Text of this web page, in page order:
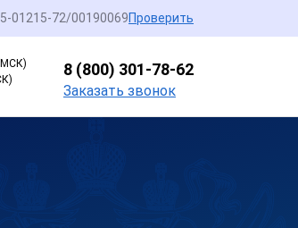
01215-72/00190069Проверить
8 (800) 301-78-62
Заказать звонок